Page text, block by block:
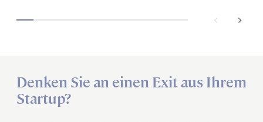
next
Denken Sie an einen Exit aus Ihrem
Startup?